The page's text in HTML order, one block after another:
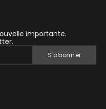
importante.
S'abonner